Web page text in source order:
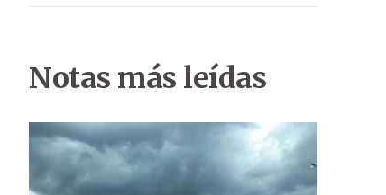
Notas más leídas